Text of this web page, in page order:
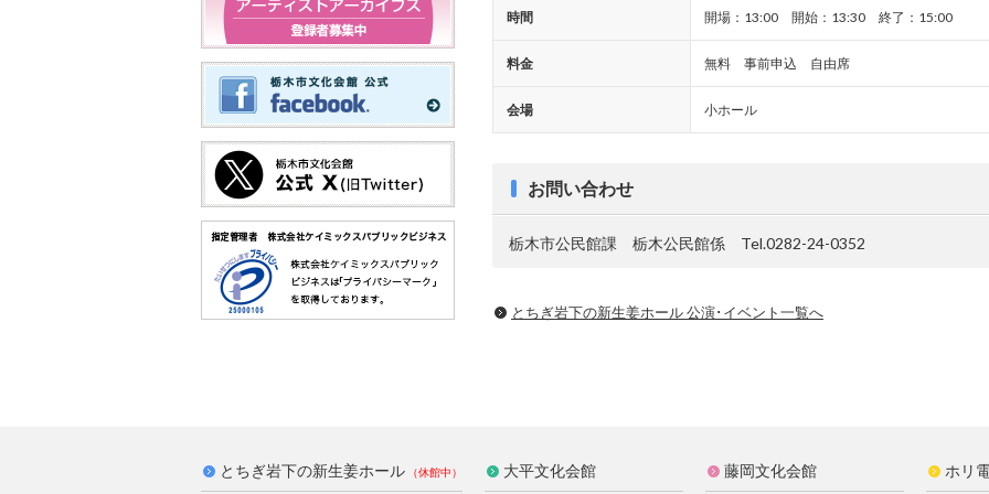
時間 開場：13:00 開始：13:30 終了：15:00
料金 無料 事前申込 自由席
会場 小ホール
お問い合わせ
栃木市公民館課 栃木公民館係 Tel.0282-24-0352
とちぎ岩下の新⽣姜ホール 公演･イベント一覧へ
とちぎ岩下の新生姜ホール 大平文化会館 藤岡文化会館 ホリ